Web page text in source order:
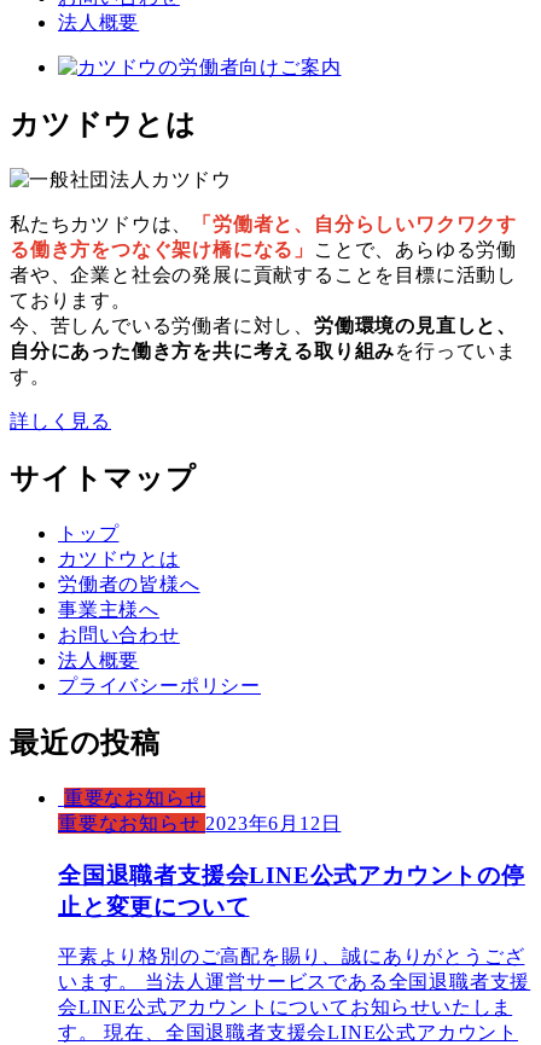
法人概要
カツドウとは
私たちカツドウは、
「労働者と、自分らしいワクワクす
る働き方をつなぐ架け橋になる」
ことで、あらゆる労働
者や、企業と社会の発展に貢献することを目標に活動し
ております。
今、苦しんでいる労働者に対し、 労働環境の見直しと、
自分にあった働き方を共に考える取り組みを行っていま
す。
詳しく見る
サイトマップ
トップ
カツドウとは
労働者の皆様へ
事業主様へ
お問い合わせ
法人概要
プライバシーポリシー
最近の投稿
重要なお知らせ
重要なお知らせ 2023年6月12日
全国退職者支援会LINE公式アカウントの停
止と変更について
平素より格別のご高配を賜り、誠にありがとうござ
います。 当法人運営サービスである全国退職者支援
会LINE公式アカウントについてお知らせいたしま
す。 現在、全国退職者支援会LINE公式アカウント